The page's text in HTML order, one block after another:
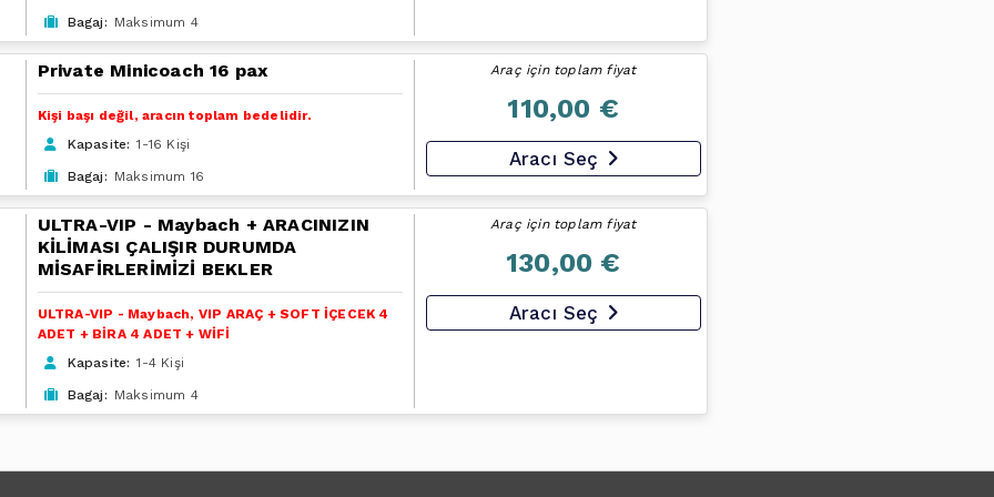
Bagaj: Maksimum 4
Private Minicoach 16 pax
Kişi başı değil, aracın toplam bedelidir.
Kapasite: 1-16 Kişi
Bagaj: Maksimum 16
Araç için toplam fiyat
110,00 €
Aracı Seç
ULTRA-VIP - Maybach + ARACINIZIN
KİLİMASI ÇALIŞIR DURUMDA
MİSAFİRLERİMİZİ BEKLER
ULTRA-VIP - Maybach, VIP ARAÇ + SOFT İÇECEK 4
ADET + BİRA 4 ADET + WİFİ
Kapasite: 1-4 Kişi
Bagaj: Maksimum 4
Araç için toplam fiyat
130,00 €
Aracı Seç